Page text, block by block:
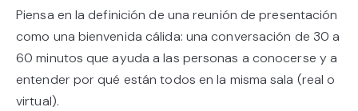
Piensa en la definición de una reunión de presentación
como una bienvenida cálida: una conversación de 30 a
60 minutos que ayuda a las personas a conocerse y a
entender por qué están todos en la misma sala (real o
virtual).